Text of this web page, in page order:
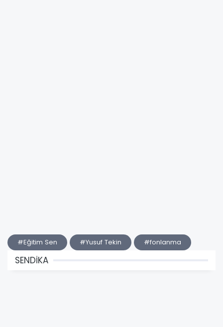
#Eğitim Sen #Yusuf Tekin #fonlanma
SENDİKA